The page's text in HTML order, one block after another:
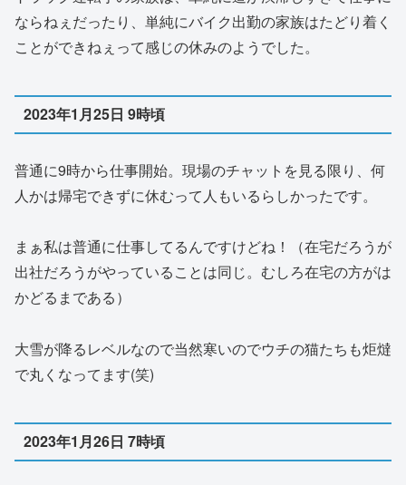
ならねぇだったり、単純にバイク出勤の家族はたどり着く
ことができねぇって感じの休みのようでした。
2023年1月25日 9時頃
普通に9時から仕事開始。現場のチャットを見る限り、何
人かは帰宅できずに休むって人もいるらしかったです。
まぁ私は普通に仕事してるんですけどね！（在宅だろうが
出社だろうがやっていることは同じ。むしろ在宅の方がは
かどるまである）
大雪が降るレベルなので当然寒いのでウチの猫たちも炬燵
で丸くなってます(笑)
2023年1月26日 7時頃